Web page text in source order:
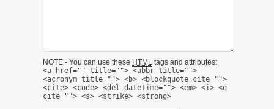
NOTE - You can use these HTML tags and attributes:
<a href="" title=""> <abbr title="">
<acronym title=""> <b> <blockquote cite="">
<cite> <code> <del datetime=""> <em> <i> <q
cite=""> <s> <strike> <strong>